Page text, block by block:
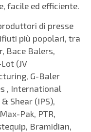
facile ed efficiente.
di presse
più popolari, tra
Bace Balers,
(JV
G-Baler
, International
Shear (IPS),
Pak, PTR,
Bramidian,